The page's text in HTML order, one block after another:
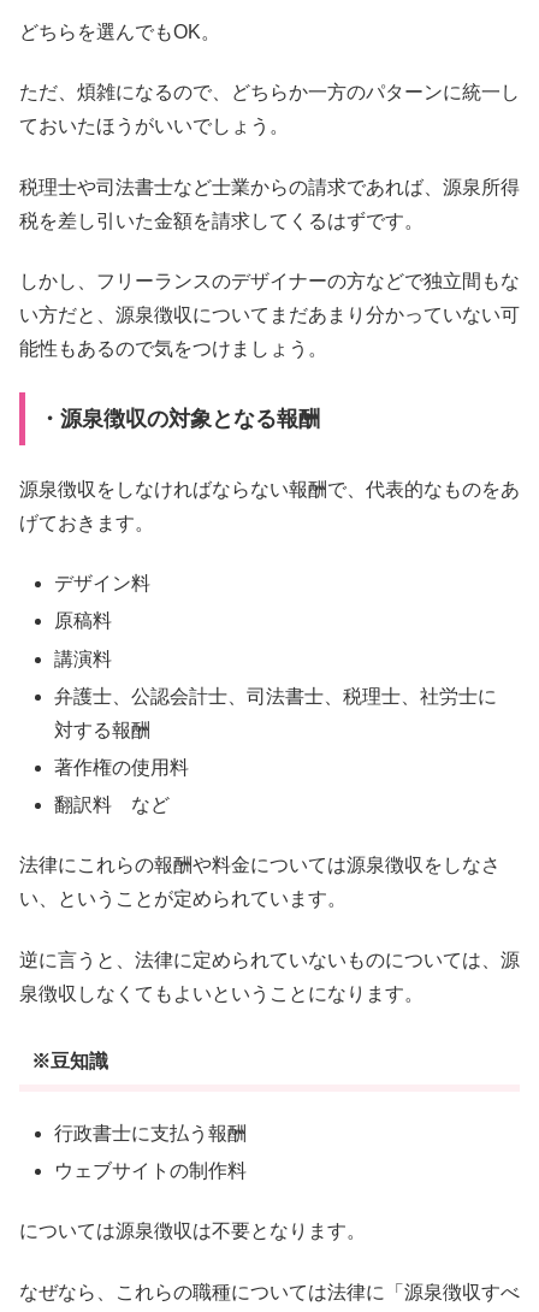
どちらを選んでもOK。
ただ、煩雑になるので、どちらか一方のパターンに統一し
ておいたほうがいいでしょう。
税理士や司法書士など士業からの請求であれば、源泉所得
税を差し引いた金額を請求してくるはずです。
しかし、フリーランスのデザイナーの方などで独立間もな
い方だと、源泉徴収についてまだあまり分かっていない可
能性もあるので気をつけましょう。
・源泉徴収の対象となる報酬
源泉徴収をしなければならない報酬で、代表的なものをあ
げておきます。
デザイン料
原稿料
講演料
弁護士、公認会計士、司法書士、税理士、社労士に
対する報酬
著作権の使用料
翻訳料 など
法律にこれらの報酬や料金については源泉徴収をしなさ
い、ということが定められています。
逆に言うと、法律に定められていないものについては、源
泉徴収しなくてもよいということになります。
※豆知識
行政書士に支払う報酬
ウェブサイトの制作料
については源泉徴収は不要となります。
なぜなら、これらの職種については法律に「源泉徴収すべ